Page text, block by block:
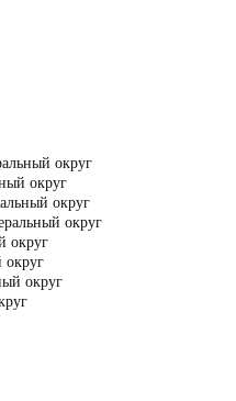
округ
округ
округ
округ
округ
округ
округ